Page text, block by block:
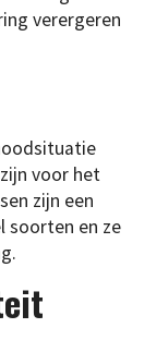
verergeren
voor het
zijn een
soorten en ze